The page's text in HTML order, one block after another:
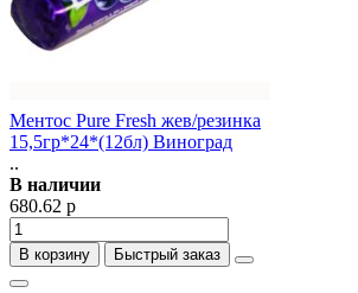
Ментос Pure Fresh жев/резинка
15,5гр*24*(12бл) Виноград
..
В наличии
680.62 р
В корзину Быстрый заказ